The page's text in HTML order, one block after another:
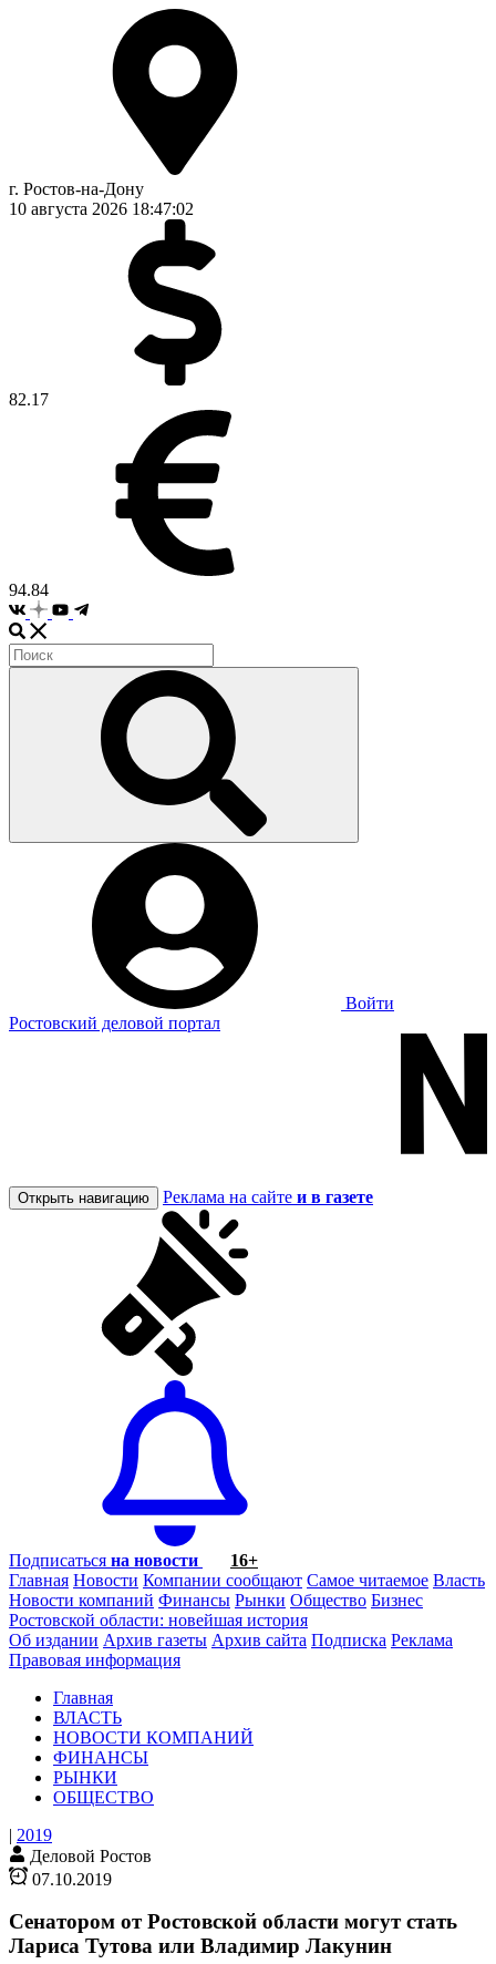
г. Ростов-на-Дону
10 августа 2026 18:47:02
82.17
94.84
Войти
Ростовский деловой портал
Открыть навигацию Реклама на сайте и в газете
Подписаться на новости
16+
Главная Новости Компании сообщают Самое читаемое Власть
Новости компаний Финансы Рынки Общество Бизнес
Ростовской области: новейшая история
Об издании Архив газеты Архив сайта Подписка Реклама
Правовая информация
Главная
ВЛАСТЬ
НОВОСТИ КОМПАНИЙ
ФИНАНСЫ
РЫНКИ
ОБЩЕСТВО
| 2019
Деловой Ростов
07.10.2019
Сенатором от Ростовской области могут стать
Лариса Тутова или Владимир Лакунин